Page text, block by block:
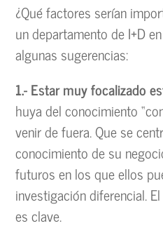
¿Qué factores serían
un departamento de I+D
algunas sugerencias:
1.- Estar muy focalizado
huya del conocimiento
venir de fuera. Que se
conocimiento de su
futuros en los que ellos
investigación diferencial.
es clave.